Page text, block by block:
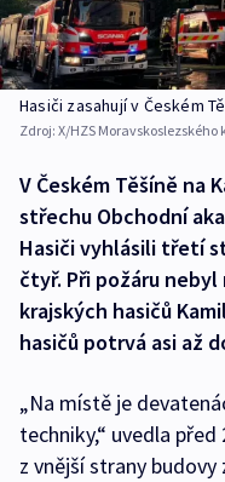
Hasiči zasahují v Českém
Zdroj: X/HZS Moravskoslezského
V Českém Těšíně na
střechu Obchodní
Hasiči vyhlásili třetí
čtyř. Při požáru
krajských hasičů
hasičů potrvá asi až
„Na místě je
techniky,“ uvedla
z vnější strany budovy